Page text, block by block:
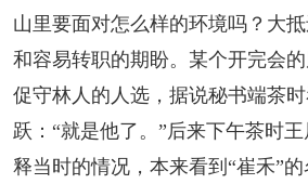
山里要面对怎么样的环境吗？大
和容易转职的期盼。某个开完会
促守林人的人选，据说秘书端茶
跃：“就是他了。”后来下午茶时
释当时的情况，本来看到“崔禾”